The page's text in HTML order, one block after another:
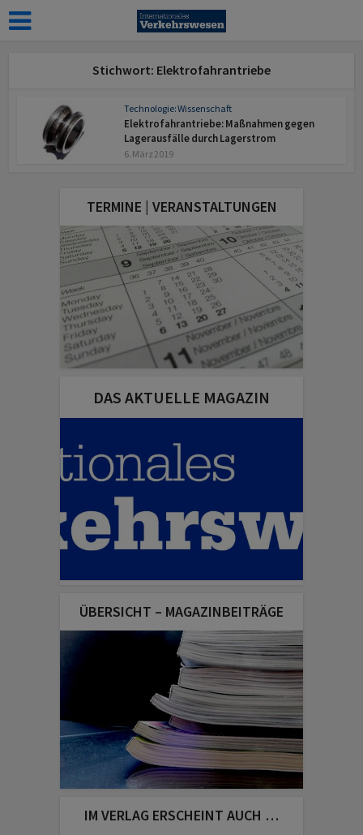
Stichwort: Elektrofahrantriebe
Technologie: Wissenschaft
Elektrofahrantriebe: Maßnahmen gegen
Lagerausfälle durch Lagerstrom
6. März 2019
TERMINE | VERANSTALTUNGEN
DAS AKTUELLE MAGAZIN
ÜBERSICHT – MAGAZINBEITRÄGE
IM VERLAG ERSCHEINT AUCH …